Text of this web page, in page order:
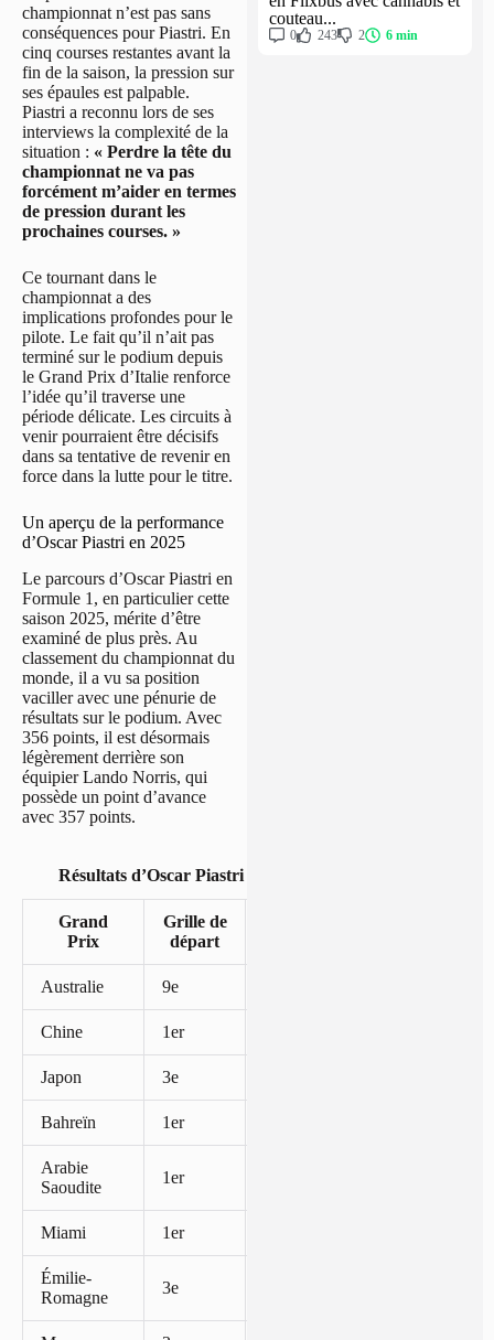
championnat n’est pas sans
conséquences pour Piastri. En
cinq courses restantes avant la
fin de la saison, la pression sur
ses épaules est palpable.
Piastri a reconnu lors de ses
interviews la complexité de la
situation : « Perdre la tête du
championnat ne va pas
forcément m’aider en termes
de pression durant les
prochaines courses. »
Ce tournant dans le
championnat a des
implications profondes pour le
pilote. Le fait qu’il n’ait pas
terminé sur le podium depuis
le Grand Prix d’Italie renforce
l’idée qu’il traverse une
période délicate. Les circuits à
venir pourraient être décisifs
dans sa tentative de revenir en
force dans la lutte pour le titre.
Un aperçu de la performance
d’Oscar Piastri en 2025
Le parcours d’Oscar Piastri en
Formule 1, en particulier cette
saison 2025, mérite d’être
examiné de plus près. Au
classement du championnat du
monde, il a vu sa position
vaciller avec une pénurie de
résultats sur le podium. Avec
356 points, il est désormais
légèrement derrière son
équipier Lando Norris, qui
possède un point d’avance
avec 357 points.
Résultats d’Oscar Piastri en 2025
Grand
Prix
Grille de
départ
Australie 9e
Chine 1er
Japon 3e
Bahreïn 1er
Arabie
Saoudite
1er
Miami 1er
Émilie-
Romagne
3e
couteau...
0 243 2 6 min